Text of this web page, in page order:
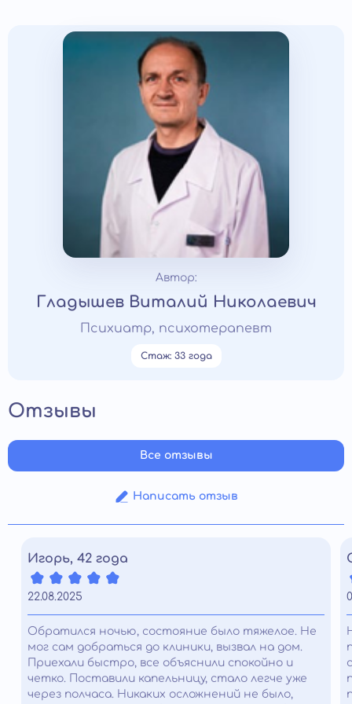
Автор:
Гладышев Виталий Николаевич
Психиатр, психотерапевт
Стаж: 33 года
Отзывы
Написать отзыв
Все отзывы
Игорь, 42 года
22.08.2025
Обратился ночью, состояние было тяжелое. Не
мог сам добраться до клиники, вызвал на дом.
Приехали быстро, все объяснили спокойно и
четко. Поставили капельницу, стало легче уже
через полчаса. Никаких осложнений не было,